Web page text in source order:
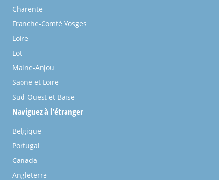
Charente
Franche-Comté Vosges
Loire
Lot
Maine-Anjou
Saône et Loire
Sud-Ouest et Baïse
Naviguez à l'étranger
Belgique
Portugal
Canada
Angleterre